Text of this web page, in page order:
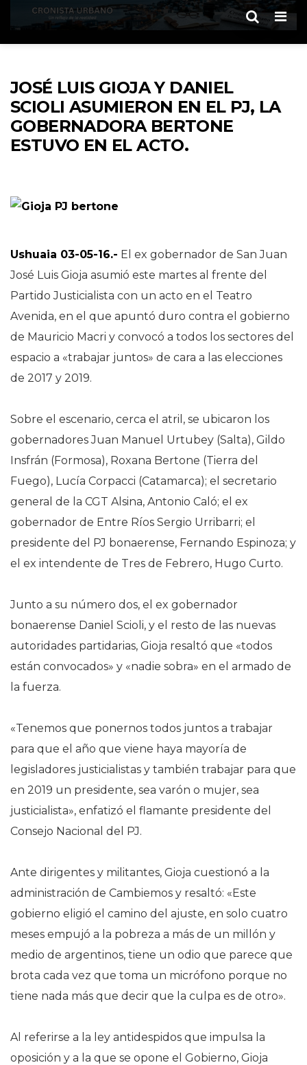
JOSÉ LUIS GIOJA Y DANIEL
SCIOLI ASUMIERON EN EL PJ, LA
GOBERNADORA BERTONE
ESTUVO EN EL ACTO.
Ushuaia 03-05-16.- El ex gobernador de San Juan
José Luis Gioja asumió este martes al frente del
Partido Justicialista con un acto en el Teatro
Avenida, en el que apuntó duro contra el gobierno
de Mauricio Macri y convocó a todos los sectores del
espacio a «trabajar juntos» de cara a las elecciones
de 2017 y 2019.
Sobre el escenario, cerca el atril, se ubicaron los
gobernadores Juan Manuel Urtubey (Salta), Gildo
Insfrán (Formosa), Roxana Bertone (Tierra del
Fuego), Lucía Corpacci (Catamarca); el secretario
general de la CGT Alsina, Antonio Caló; el ex
gobernador de Entre Ríos Sergio Urribarri; el
presidente del PJ bonaerense, Fernando Espinoza; y
el ex intendente de Tres de Febrero, Hugo Curto.
Junto a su número dos, el ex gobernador
bonaerense Daniel Scioli, y el resto de las nuevas
autoridades partidarias, Gioja resaltó que «todos
están convocados» y «nadie sobra» en el armado de
la fuerza.
«Tenemos que ponernos todos juntos a trabajar
para que el año que viene haya mayoría de
legisladores justicialistas y también trabajar para que
en 2019 un presidente, sea varón o mujer, sea
justicialista», enfatizó el flamante presidente del
Consejo Nacional del PJ.
Ante dirigentes y militantes, Gioja cuestionó a la
administración de Cambiemos y resaltó: «Este
gobierno eligió el camino del ajuste, en solo cuatro
meses empujó a la pobreza a más de un millón y
medio de argentinos, tiene un odio que parece que
brota cada vez que toma un micrófono porque no
tiene nada más que decir que la culpa es de otro».
Al referirse a la ley antidespidos que impulsa la
oposición y a la que se opone el Gobierno, Gioja